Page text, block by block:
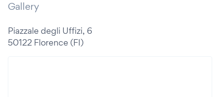
Gallery
Piazzale degli Uffizi, 6
50122 Florence (FI)